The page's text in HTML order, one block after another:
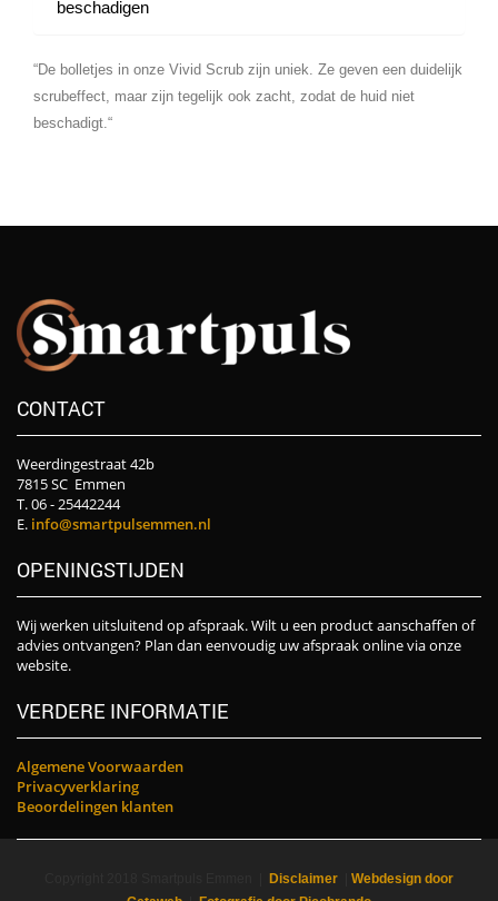
beschadigen
“De bolletjes in onze Vivid Scrub zijn uniek. Ze geven een duidelijk
scrubeffect, maar zijn tegelijk ook zacht, zodat de huid niet
beschadigt.“
CONTACT
Weerdingestraat 42b
7815 SC Emmen
T. 06 - 25442244
E. info@smartpulsemmen.nl
OPENINGSTIJDEN
Wij werken uitsluitend op afspraak. Wilt u een product aanschaffen of
advies ontvangen? Plan dan eenvoudig uw afspraak online via onze
website.
VERDERE INFORMATIE
Algemene Voorwaarden
Privacyverklaring
Beoordelingen klanten
Disclaimer
Webdesign door